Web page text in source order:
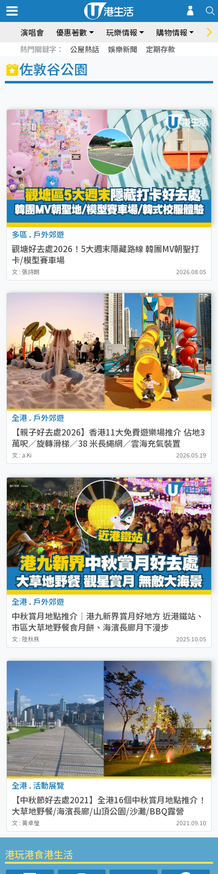
演唱會 優惠著數 玩樂情報 購物情報 飲
熱門關鍵字： 公屋熱話 娛樂新聞 定期存款
佐敦谷公園
多區 . 戶外郊遊
觀塘好去處2026！5大週末隱藏路線 韓團MV朝聖打
卡/模型賽車場
文 : 張詩朗 2026.08.05
全港 . 戶外郊遊
【親子好去處2026】香港11大免費遊樂場推介 佔地3
萬呎／旋轉滑梯／38 米長繩網／雲海充氣裝置
文 : a.Ki 2026.05.19
全港 . 戶外郊遊
中秋賞月地點推介｜港九新界賞月好地方 近港鐵站、
市區大草地野餐食月餅、海濱長廊月下漫步
文 : 陸秋燕 2025.10.05
全港 . 活動展覽
【中秋節好去處2021】全港16個中秋賞月地點推介！
大草地野餐/海濱長廊/山頂公園/沙灘/BBQ露營
文 : 黃卓瑩 2021.09.10
港玩港食港生活